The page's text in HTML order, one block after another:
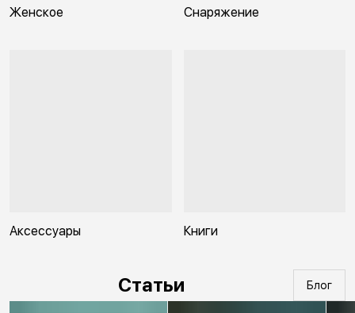
Женское Снаряжение
Аксессуары Книги
Статьи Блог